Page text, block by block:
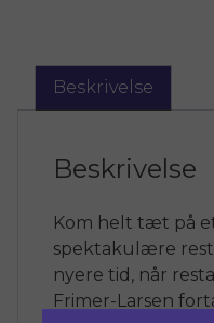
Beskrivelse
Beskrivelse
Kom helt tæt på
spektakulære
nyere tid, når
Frimer-Larsen